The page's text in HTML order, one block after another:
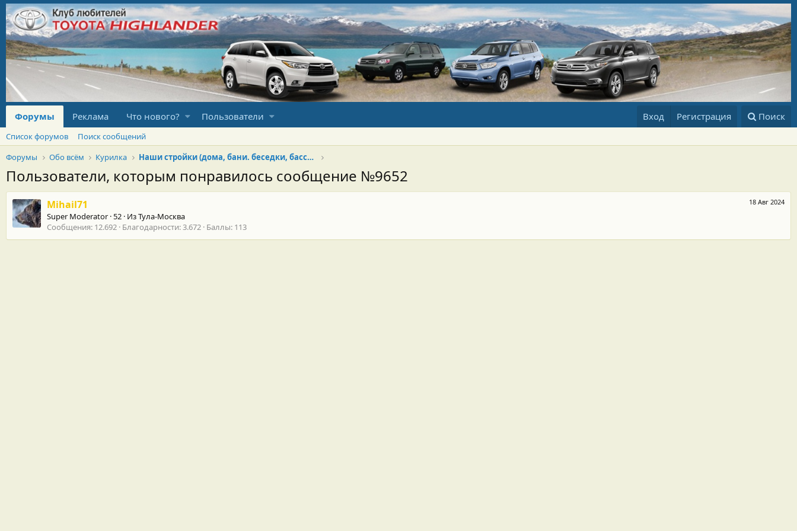
Форумы Реклама Что нового? Пользователи Вход Регистрация Поиск
Список форумов
Поиск сообщений
Форумы
Обо всём Курилка Наши стройки (дома, бани. беседки, бассейны и проч)
Пользователи, которым понравилось сообщение №9652
18 Авг 2024
Mihail71
Super Moderator ·52 · ИзТула-Москва
Сообщения 12.692 Благодарности 3.672 Баллы 113